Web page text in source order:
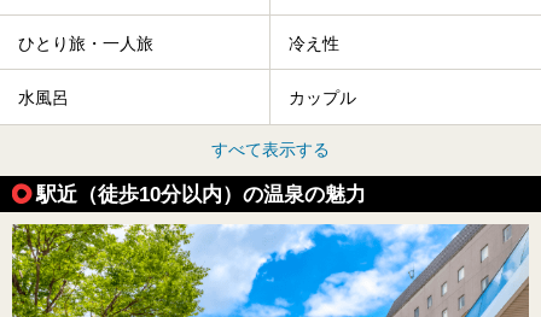
ひとり旅・一人旅 冷え性
水風呂 カップル
すべて表示する
駅近（徒歩10分以内）の温泉の魅力